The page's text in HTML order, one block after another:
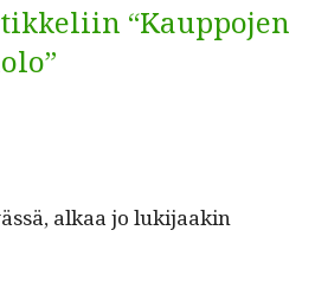
“Kauppojen
alkaa jo luk­i­jaakin